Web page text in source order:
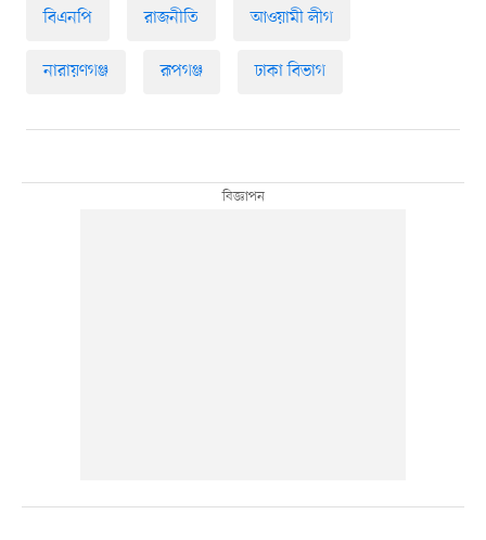
বিএনপি রাজনীতি আওয়ামী লীগ
নারায়ণগঞ্জ রূপগঞ্জ ঢাকা বিভাগ